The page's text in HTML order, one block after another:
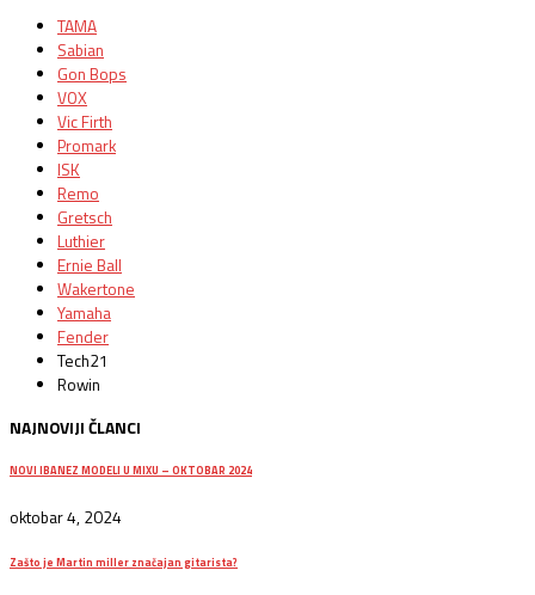
TAMA
Sabian
Gon Bops
VOX
Vic Firth
Promark
ISK
Remo
Gretsch
Luthier
Ernie Ball
Wakertone
Yamaha
Fender
Tech21
Rowin
NAJNOVIJI ČLANCI
NOVI IBANEZ MODELI U MIXU – OKTOBAR 2024
oktobar 4, 2024
Zašto je Martin miller značajan gitarista?